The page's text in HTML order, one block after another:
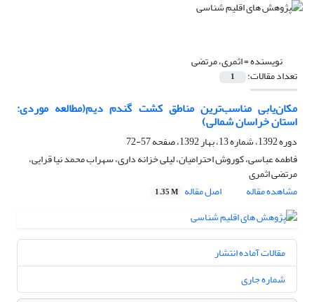
نویسنده =اثمری، مرتضی
تعداد مقالات: 1
مکان‌یابی مناسب‌ترین مناطق کشت گندم دیم(مطالعه موردی:
استان خراسان شمالی)
دوره 1392، شماره 13، بهار 1392، صفحه
57-72
فاطمه عباسی، کوروش احترامیان، لیلی خزانه داری، سهراب محمد نیا قرایی،
مرتضی اثمری
مشاهده مقاله
اصل مقاله 1.35 M
مقالات آماده انتشار
شماره جاری